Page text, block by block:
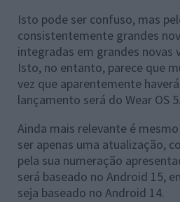
Isto pode ser confuso, mas
consistentemente grandes
integradas em grandes novas
Isto, no entanto, parece que
vez que aparentemente
lançamento será do Wear OS
Ainda mais relevante é
ser apenas uma atualização,
pela sua numeração
será baseado no Android 15,
seja baseado no Android 14.